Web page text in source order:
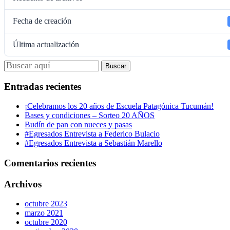
Fecha de creación
Última actualización
Entradas recientes
¡Celebramos los 20 años de Escuela Patagónica Tucumán!
Bases y condiciones – Sorteo 20 AÑOS
Budín de pan con nueces y pasas
#Egresados Entrevista a Federico Bulacio
#Egresados Entrevista a Sebastián Marello
Comentarios recientes
Archivos
octubre 2023
marzo 2021
octubre 2020